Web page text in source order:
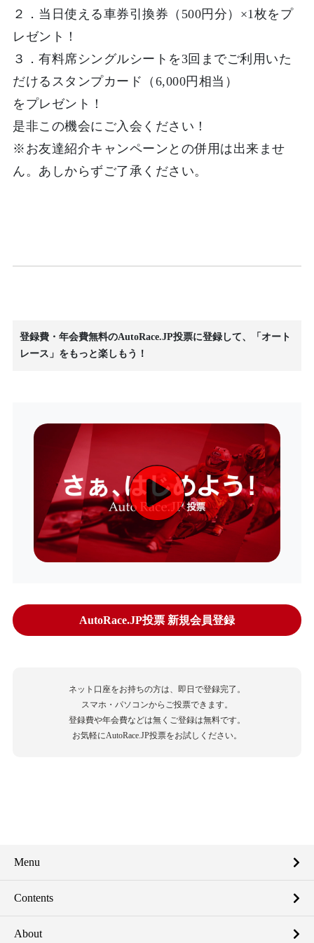
２．当日使える車券引換券（ 500円分 ）×1枚をプ
レゼント！
３． 有料席シングルシートを3回 までご利用いた
だけるスタンプカード（ 6,000円相当 ）
をプレゼント！
是非この機会にご入会ください！
※ お友達紹介キャンペーンとの併用は出来ませ
ん。あしからずご了承ください。
登録費・年会費無料のAutoRace.JP投票に登録して、「オート
レース」をもっと楽しもう！
AutoRace.JP投票 新規会員登録
ネット口座をお持ちの方は、即日で登録完了。
スマホ・パソコンからご投票できます。
登録費や年会費などは無くご登録は無料です。
お気軽にAutoRace.JP投票をお試しください。
Menu
Contents
About